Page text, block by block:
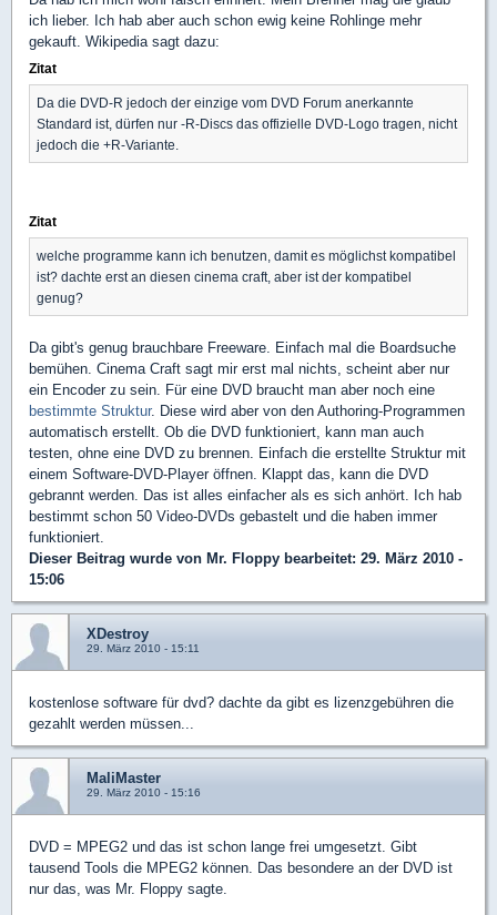
ich lieber. Ich hab aber auch schon ewig keine Rohlinge mehr
gekauft. Wikipedia sagt dazu:
Zitat
Da die DVD-R jedoch der einzige vom DVD Forum anerkannte
Standard ist, dürfen nur -R-Discs das offizielle DVD-Logo tragen, nicht
jedoch die +R-Variante.
Zitat
welche programme kann ich benutzen, damit es möglichst kompatibel
ist? dachte erst an diesen cinema craft, aber ist der kompatibel
genug?
Da gibt's genug brauchbare Freeware. Einfach mal die Boardsuche
bemühen. Cinema Craft sagt mir erst mal nichts, scheint aber nur
ein Encoder zu sein. Für eine DVD braucht man aber noch eine
bestimmte Struktur. Diese wird aber von den Authoring-Programmen
automatisch erstellt. Ob die DVD funktioniert, kann man auch
testen, ohne eine DVD zu brennen. Einfach die erstellte Struktur mit
einem Software-DVD-Player öffnen. Klappt das, kann die DVD
gebrannt werden. Das ist alles einfacher als es sich anhört. Ich hab
bestimmt schon 50 Video-DVDs gebastelt und die haben immer
funktioniert.
Dieser Beitrag wurde von Mr. Floppy bearbeitet: 29. März 2010 -
15:06
XDestroy
29. März 2010 - 15:11
kostenlose software für dvd? dachte da gibt es lizenzgebühren die
gezahlt werden müssen...
MaliMaster
29. März 2010 - 15:16
DVD = MPEG2 und das ist schon lange frei umgesetzt. Gibt
tausend Tools die MPEG2 können. Das besondere an der DVD ist
nur das, was Mr. Floppy sagte.